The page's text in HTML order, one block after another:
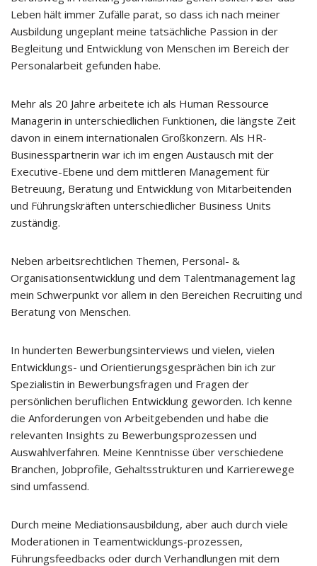
Leben hält immer Zufälle parat, so dass ich nach meiner
Ausbildung ungeplant meine tatsächliche Passion in der
Begleitung und Entwicklung von Menschen im Bereich der
Personalarbeit gefunden habe.
Mehr als 20 Jahre arbeitete ich als Human Ressource
Managerin in unterschiedlichen Funktionen, die längste Zeit
davon in einem internationalen Großkonzern. Als HR-
Businesspartnerin war ich im engen Austausch mit der
Executive-Ebene und dem mittleren Management für
Betreuung, Beratung und Entwicklung von Mitarbeitenden
und Führungskräften unterschiedlicher Business Units
zuständig.
Neben arbeitsrechtlichen Themen, Personal- &
Organisationsentwicklung und dem Talentmanagement lag
mein Schwerpunkt vor allem in den Bereichen Recruiting und
Beratung von Menschen.
In hunderten Bewerbungsinterviews und vielen, vielen
Entwicklungs- und Orientierungsgesprächen bin ich zur
Spezialistin in Bewerbungsfragen und Fragen der
persönlichen beruflichen Entwicklung geworden. Ich kenne
die Anforderungen von Arbeitgebenden und habe die
relevanten Insights zu Bewerbungsprozessen und
Auswahlverfahren. Meine Kenntnisse über verschiedene
Branchen, Jobprofile, Gehaltsstrukturen und Karrierewege
sind umfassend.
Durch meine Mediationsausbildung, aber auch durch viele
Moderationen in Teamentwicklungs-prozessen,
Führungsfeedbacks oder durch Verhandlungen mit dem